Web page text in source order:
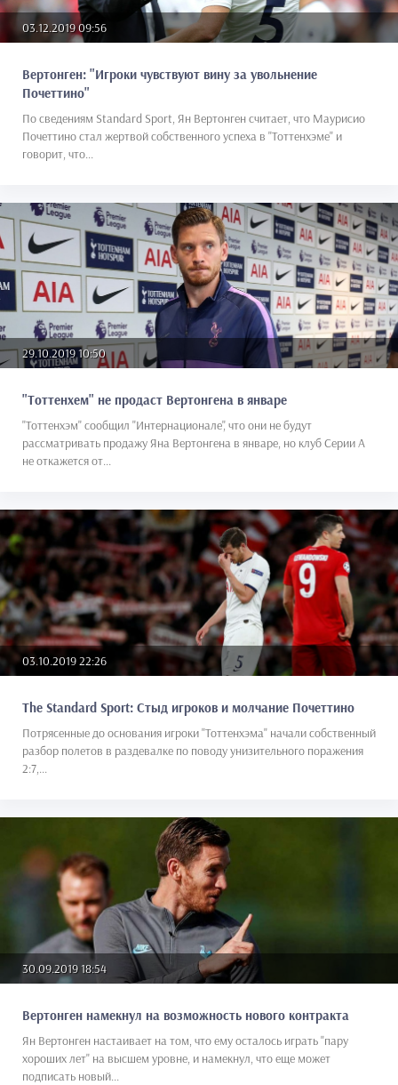
03.12.2019 09:56
Вертонген: "Игроки чувствуют вину за увольнение
Почеттино"
По сведениям Standard Sport, Ян Вертонген считает, что Маурисио
Почеттино стал жертвой собственного успеха в "Тоттенхэме" и
говорит, что...
29.10.2019 10:50
"Тоттенхем" не продаст Вертонгена в январе
"Тоттенхэм" сообщил "Интернационале", что они не будут
рассматривать продажу Яна Вертонгена в январе, но клуб Серии А
не откажется от...
03.10.2019 22:26
The Standard Sport: Стыд игроков и молчание Почеттино
Потрясенные до основания игроки "Тоттенхэма" начали собственный
разбор полетов в раздевалке по поводу унизительного поражения
2:7,...
30.09.2019 18:54
Вертонген намекнул на возможность нового контракта
Ян Вертонген настаивает на том, что ему осталось играть "пару
хороших лет" на высшем уровне, и намекнул, что еще может
подписать новый...